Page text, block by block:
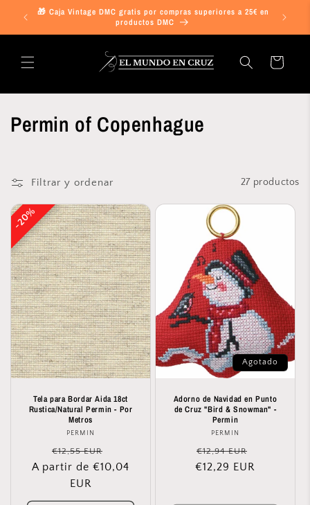
directamente
🎁 Caja Vintage DMC gratis por compras superiores a 25€ en
productos DMC
Carrito
Permin of Copenhague
Filtrar y ordenar 27 productos
20%
20%
Tela para Bordar Aida 18ct
Rustica/Natural Permin - Por
Metros
Proveedor:
PERMIN
Precio
habitual
€12,55 EUR
de
A partir de €10,04
EUR
Agotado
Adorno de Navidad en Punto
de Cruz "Bird & Snowman" -
Permin
Proveedor:
PERMIN
Precio
habitual
€12,94 EUR
de
€12,29 EUR